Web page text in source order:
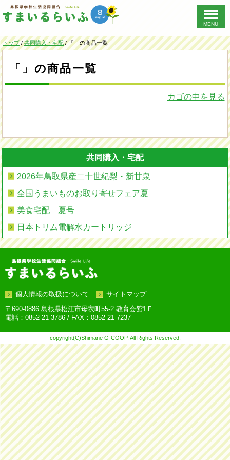
このページの本文へ
MENU
現
在
トップ/共同購入・宅配/「」の商品一覧
「」の商品一覧
カゴの中を見る
共同購入・宅配
2026年鳥取県産二十世紀梨・新甘泉
全国うまいものお取り寄せフェア夏
美食宅配 夏号
日本トリム電解水カートリッジ
個人情報の取扱について
サイトマップ
〒690-0886 島根県松江市母衣町55-2 教育会館1Ｆ
電話：0852-21-3786 / FAX：0852-21-7237
copyright(C)Shimane G-COOP. All Rights Reserved.